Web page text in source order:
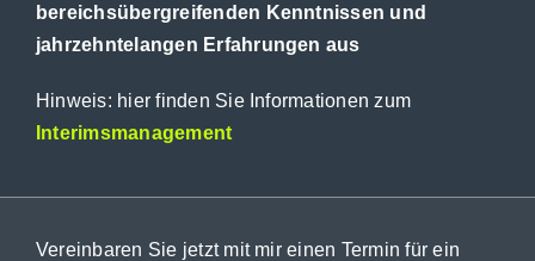
bereichsübergreifenden Kenntnissen und
jahrzehntelangen Erfahrungen aus
Hinweis: hier finden Sie Informationen zum
Interimsmanagement
Vereinbaren Sie jetzt mit mir einen Termin für ein